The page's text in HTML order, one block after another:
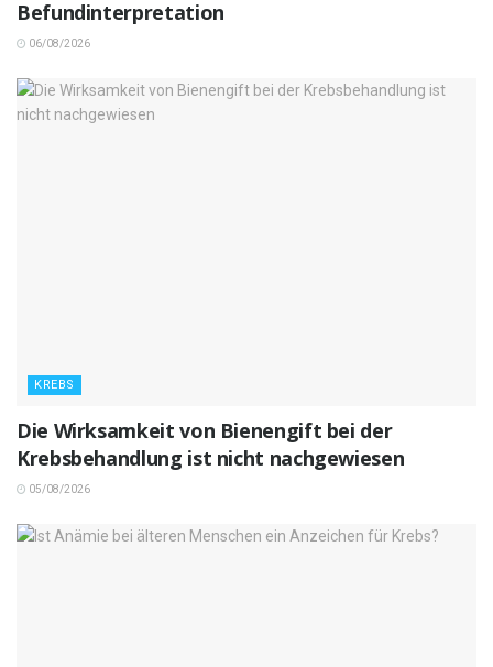
Befundinterpretation
06/08/2026
KREBS
Die Wirksamkeit von Bienengift bei der
Krebsbehandlung ist nicht nachgewiesen
05/08/2026